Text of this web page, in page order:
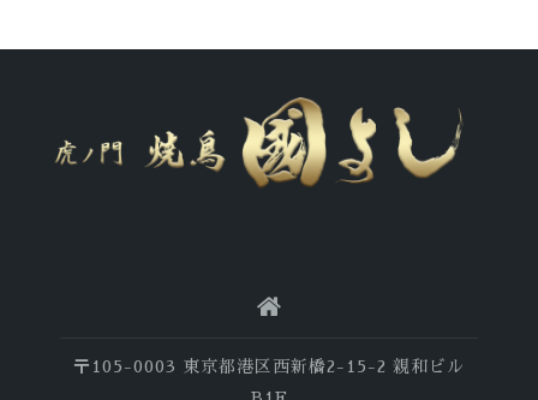
〒105-0003 東京都港区西新橋2-15-2 親和ビル